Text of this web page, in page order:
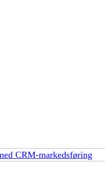
CRM-markedsføring